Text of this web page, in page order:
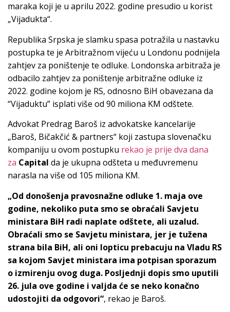
maraka koji je u aprilu 2022. godine presudio u korist
„Vijadukta“.
Republika Srpska je slamku spasa potražila u nastavku
postupka te je Arbitražnom vijeću u Londonu podnijela
zahtjev za poništenje te odluke. Londonska arbitraža je
odbacilo zahtjev za poništenje arbitražne odluke iz
2022. godine kojom je RS, odnosno BiH obavezana da
“Vijaduktu” isplati više od 90 miliona KM odštete.
Advokat Predrag Baroš iz advokatske kancelarije
„Baroš, Bičakčić & partners“ koji zastupa slovenačku
kompaniju u ovom postupku rekao je prije dva dana
za Capital da je ukupna odšteta u međuvremenu
narasla na više od 105 miliona KM.
„Od donošenja pravosnažne odluke 1. maja ove
godine, nekoliko puta smo se obraćali Savjetu
ministara BiH radi naplate odštete, ali uzalud.
Obraćali smo se Savjetu ministara, jer je tužena
strana bila BiH, ali oni lopticu prebacuju na Vladu RS
sa kojom Savjet ministara ima potpisan sporazum
o izmirenju ovog duga. Posljednji dopis smo uputili
26. jula ove godine i valjda će se neko konačno
udostojiti da odgovori“, rekao je Baroš.